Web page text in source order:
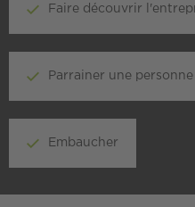
Faire découvrir
Parrainer une
Embaucher